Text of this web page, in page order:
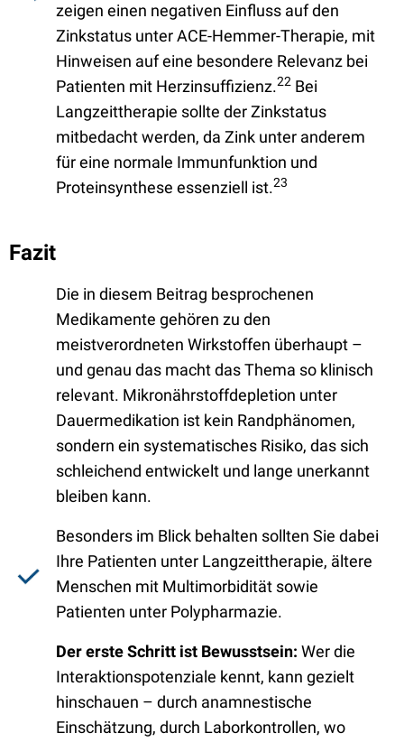
zeigen einen negativen Einfluss auf den
Zinkstatus unter ACE-Hemmer-Therapie, mit
Hinweisen auf eine besondere Relevanz bei
Patienten mit Herzinsuffizienz.22 Bei
Langzeittherapie sollte der Zinkstatus
mitbedacht werden, da Zink unter anderem
für eine normale Immunfunktion und
Proteinsynthese essenziell ist.23
Fazit
Die in diesem Beitrag besprochenen
Medikamente gehören zu den
meistverordneten Wirkstoffen überhaupt –
und genau das macht das Thema so klinisch
relevant. Mikronährstoffdepletion unter
Dauermedikation ist kein Randphänomen,
sondern ein systematisches Risiko, das sich
schleichend entwickelt und lange unerkannt
bleiben kann.
Besonders im Blick behalten sollten Sie dabei
Ihre Patienten unter Langzeittherapie, ältere
Menschen mit Multimorbidität sowie
Patienten unter Polypharmazie.
Der erste Schritt ist Bewusstsein: Wer die
Interaktionspotenziale kennt, kann gezielt
hinschauen – durch anamnestische
Einschätzung, durch Laborkontrollen, wo